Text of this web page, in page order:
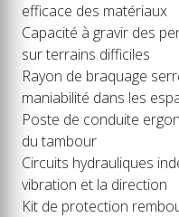
efficace des matériaux
Capacité à gravir des
sur terrains difficiles
Rayon de braquage
maniabilité dans les
Poste de conduite
du tambour
Circuits hydrauliques
vibration et la direction
Kit de protection